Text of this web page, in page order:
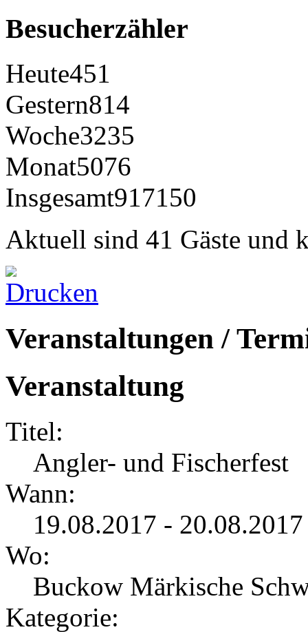
Besucherzähler
Heute451
Gestern814
Woche3235
Monat5076
Insgesamt917150
Aktuell sind 41 Gäste und
Veranstaltungen /
Veranstaltung
Titel:
Angler- und Fischerfest
Wann:
19.08.2017 -
Wo:
Buckow Märkische
Kategorie: